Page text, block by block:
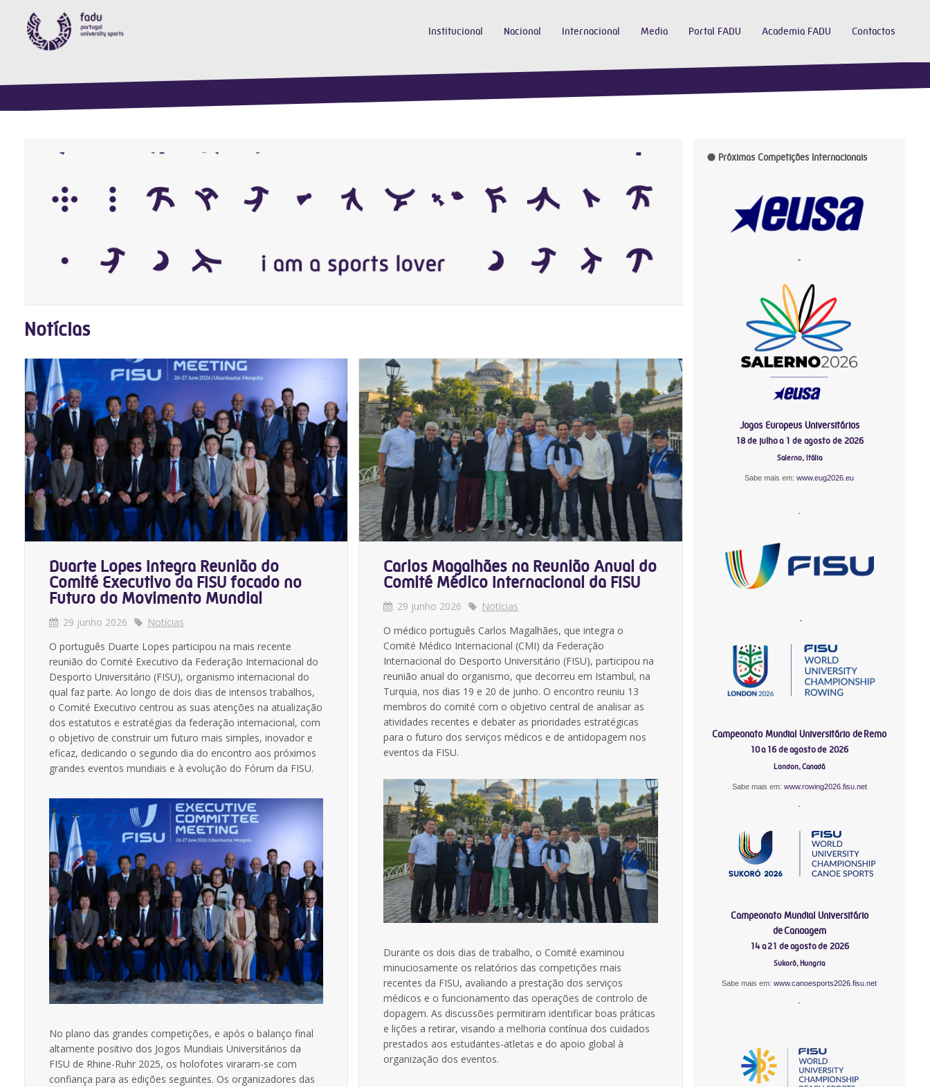
Institucional Nacional Internacional Media Portal FADU Academia FADU Contactos
Notícias
Duarte Lopes Integra Reunião do
Comité Executivo da FISU focado no
Futuro do Movimento Mundial
29 junho 2026
Notícias
O português Duarte Lopes participou na mais recente
reunião do Comité Executivo da Federação Internacional do
Desporto Universitário (FISU), organismo internacional do
qual faz parte. Ao longo de dois dias de intensos trabalhos,
o Comité Executivo centrou as suas atenções na atualização
dos estatutos e estratégias da federação internacional, com
o objetivo de construir um futuro mais simples, inovador e
eficaz, dedicando o segundo dia do encontro aos próximos
grandes eventos mundiais e à evolução do Fórum da FISU.
No plano das grandes competições, e após o balanço final
altamente positivo dos Jogos Mundiais Universitários da
FISU de Rhine-Ruhr 2025, os holofotes viraram-se com
confiança para as edições seguintes. Os organizadores das
Carlos Magalhães na Reunião Anual do
Comité Médico Internacional da FISU
29 junho 2026
Notícias
O médico português Carlos Magalhães, que integra o
Comité Médico Internacional (CMI) da Federação
Internacional do Desporto Universitário (FISU), participou na
reunião anual do organismo, que decorreu em Istambul, na
Turquia, nos dias 19 e 20 de junho. O encontro reuniu 13
membros do comité com o objetivo central de analisar as
atividades recentes e debater as prioridades estratégicas
para o futuro dos serviços médicos e de antidopagem nos
eventos da FISU.
Durante os dois dias de trabalho, o Comité examinou
minuciosamente os relatórios das competições mais
recentes da FISU, avaliando a prestação dos serviços
médicos e o funcionamento das operações de controlo de
dopagem. As discussões permitiram identificar boas práticas
e lições a retirar, visando a melhoria contínua dos cuidados
prestados aos estudantes-atletas e do apoio global à
organização dos eventos.
Próximas Competições Internacionais
-
Jogos Europeus Universitários
18 de julho a 1 de agosto de 2026
Salerno, Itália
Sabe mais em:www.eug2026.eu
-
-
Campeonato Mundial Universitário de Remo
10 a 16 de agosto de 2026
London, Canadá
Sabe mais em: www.rowing2026.fisu.net
-
Campeonato Mundial Universitário
de Canoagem
14 a 21 de agosto de 2026
Sukoró, Hungria
Sabe mais em:www.canoesports2026.fisu.net
-